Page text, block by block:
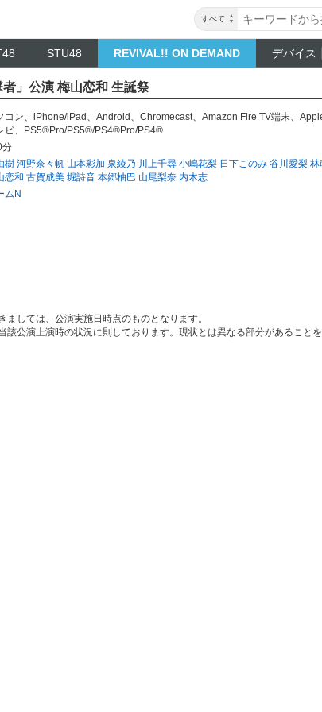
すべて
STU48 REVIVAL!! ON DEMAND デバイス
」公演 梅山恋和 生誕祭
コン、 iPhone/iPad 、 Android 、 Chromecast、 Amazon Fire TV端末、
ビ、
PS5®Pro/PS5®/PS4®Pro/PS4®
分
樹 河野奈々帆 山本彩加 泉綾乃 川上千尋 小嶋花梨 日下このみ 谷川愛梨 林
恋和 古賀成美 堀詩音 本郷柚巴 山尾梨奈 内木志
ムN
しては、公演実施日時点のものとなります。
公演上演時の状況に則しております。現状とは異なる部分があることを